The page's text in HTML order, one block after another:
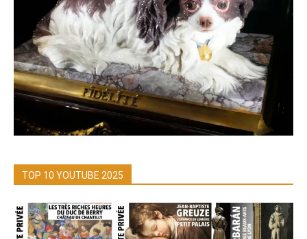
TOP 10 YOUTUBE 2025